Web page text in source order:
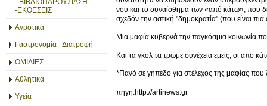
- ΒΙΒΛΙΟΠΑΡΟΥΣΙΑΣΗ
-ΕΚΘΕΣΕΙΣ
Αγροτικά
Γαστρονομία - Διατροφή
ΟΜΙΛΙΕΣ
Αθλητικά
Υγεία
νου και το συναίσθημα των «από κάτω», που
σχεδόν την αστική "δημοκρατία" (που είναι πια
Μια μαφία κυβερνά την παγκόσμια κοινωνία
Και τα γκολ τα τρώμε συνέχεια εμείς, οι από
*Πανό σε γήπεδο για στέλεχος της μαφίας
πηγη:http://artinews.gr